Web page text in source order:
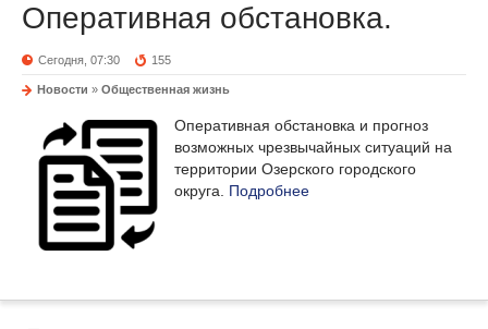
Оперативная обстановка.
Сегодня, 07:30 155
Новости » Общественная жизнь
Оперативная обстановка и прогноз
возможных чрезвычайных ситуаций на
территории Озерского городского
округа. Подробнее